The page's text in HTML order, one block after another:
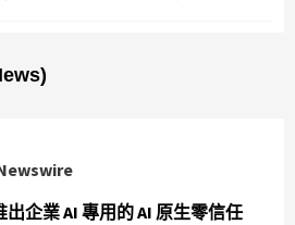
出企業 AI 專用的 AI 原生零信任